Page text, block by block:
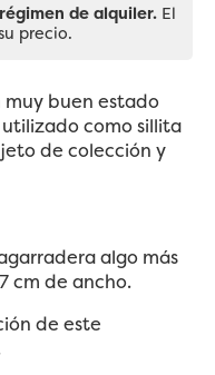
de alquiler. El
precio.
muy buen estado
como sillita
de colección y
algo más
cm de ancho.
de este